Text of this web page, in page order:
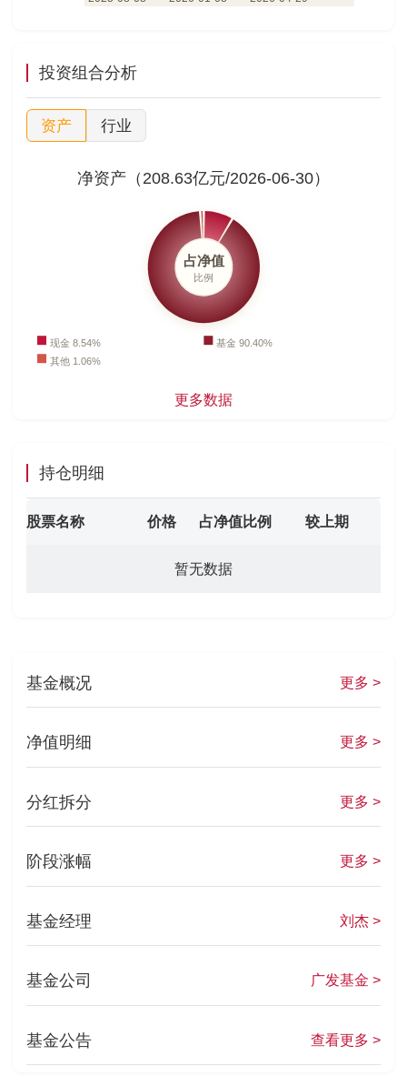
投资组合分析
资产 行业
净资产（208.63亿元/2026-06-30）
更多数据
持仓明细
股票名称 价格 占净值比例 较上期
暂无数据
基金概况 更多 >
净值明细 更多 >
分红拆分 更多 >
阶段涨幅 更多 >
基金经理 刘杰 >
基金公司 广发基金 >
基金公告 查看更多 >